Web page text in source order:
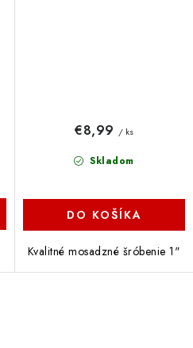
Skladom
€8,99 / ks
DO KOŠÍKA
Kvalitné mosadzné šróbenie 1"